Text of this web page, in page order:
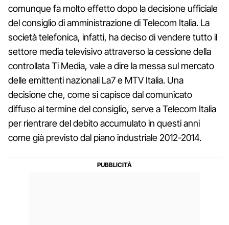
comunque fa molto effetto dopo la decisione ufficiale
del consiglio di amministrazione di Telecom Italia. La
società telefonica, infatti, ha deciso di vendere tutto il
settore media televisivo attraverso la cessione della
controllata Ti Media, vale a dire la messa sul mercato
delle emittenti nazionali La7 e MTV Italia. Una
decisione che, come si capisce dal comunicato
diffuso al termine del consiglio, serve a Telecom Italia
per rientrare del debito accumulato in questi anni
come già previsto dal piano industriale 2012-2014.